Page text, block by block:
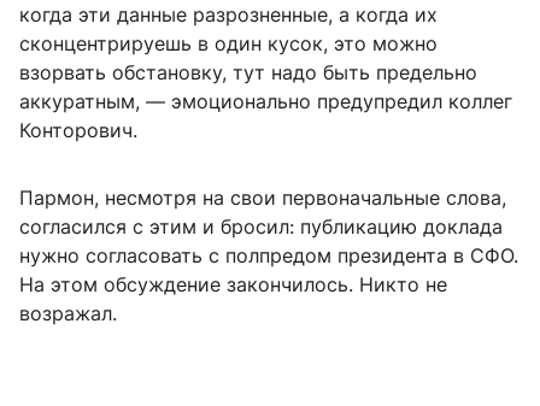
когда эти данные разрозненные, а когда их
сконцентрируешь в один кусок, это можно
взорвать обстановку, тут надо быть предельно
аккуратным, — эмоционально предупредил коллег
Конторович.
Пармон, несмотря на свои первоначальные слова,
согласился с этим и бросил: публикацию доклада
нужно согласовать с полпредом президента в СФО.
На этом обсуждение закончилось. Никто не
возражал.